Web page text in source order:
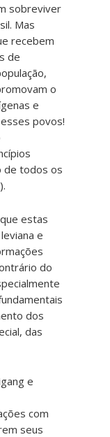
sobreviver
Mas
recebem
de
o
e
povos!
de todos os
estas
e
do
dos
das
e
com
seus